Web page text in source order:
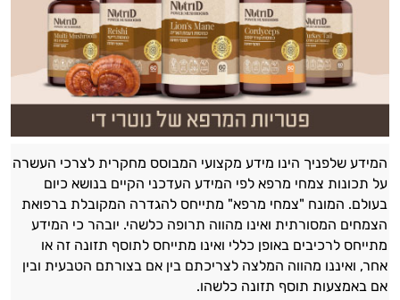
המידע שלפניך הינו מידע מקצועי המבוסס מחקרית לצרכי העשרה
על תכונות צמחי מרפא לפי המידע העדכני הקיים בנושא כיום
בעולם. המונח "צמחי מרפא" מתייחס להגדרה המקובלת ברפואת
הצמחים המסורתית ואינו מהווה תרופה כלשהי. יובהר כי המידע
מתייחס לרכיבים באופן כללי ואינו מתייחס לתוסף תזונה זה או
אחר, ואיננו מהווה המלצה לצריכתם בין אם בצורתם הטבעית ובין
אם באמצעות תוסף תזונה כלשהו.